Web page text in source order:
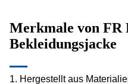
Merkmale von FR
Bekleidungsjacke
1. Hergestellt aus